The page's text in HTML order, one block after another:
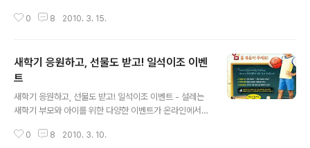
이 식물성 유산균으로 명일엽을 발효시키고 밀크씨슬 성분
유기농 명일엽에 풀무원이 독자 개발해 장까지 강력하게
살아남는 식물성유산균(L.plantarum PMO08, 특허등록
번호 10-0264361)을 넣어 발효시키고, 밀크씨슬까지 첨
가해 장(腸)과 간(肝) 건강까지 챙겨주는 유산균 음료다.
밀크씨슬은 실리마린이란 기능성분을 다량 함유한 약용식
물로, 국내 식품의약품안전청에서도 간 건강에 도움을 주
0 8 2010. 3. 15.
새학기 응원하고, 선물도 받고! 일석이조 이벤
트
새학기 응원하고, 선물도 받고! 일석이조 이벤트 - 설레는
새학기 부모와 아이를 위한 다양한 이벤트가 온라인에서
하면 덤까지 챙겨 새출발의 계절 3월이 시작되었다. 누구
0 8 2010. 3. 10.